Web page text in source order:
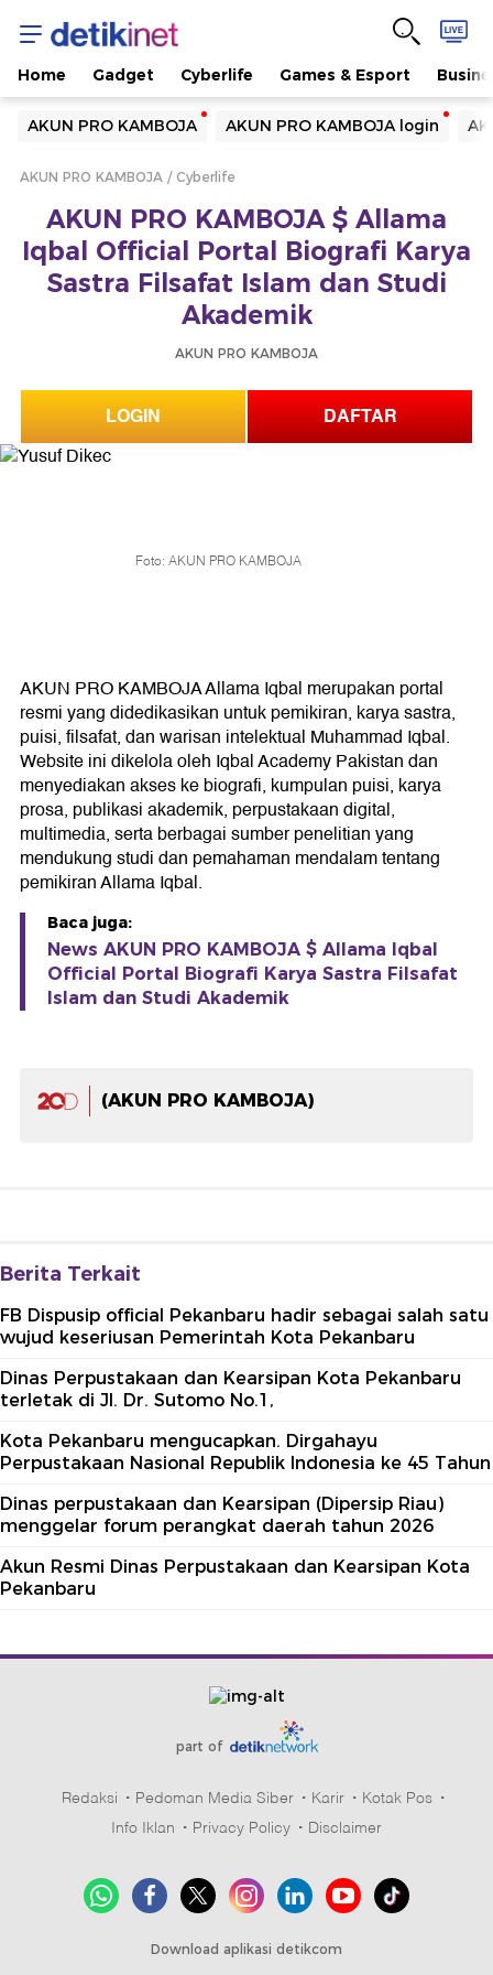
Home Gadget Cyberlife Games & Esport
AKUN PRO KAMBOJA AKUN PRO KAMBOJA login
Yang sedang ramai dicari
Loading...
Loading...
AKUN PRO KAMBOJA Cyberlife
AKUN PRO KAMBOJA $ Allama
Iqbal Official Portal Biografi Karya
Sastra Filsafat Islam dan Studi
Akademik
AKUN PRO KAMBOJA
LOGIN DAFTAR
Foto: AKUN PRO KAMBOJA
AKUN PRO KAMBOJA Allama Iqbal merupakan portal
resmi yang didedikasikan untuk pemikiran, karya sastra,
puisi, filsafat, dan warisan intelektual Muhammad Iqbal.
Website ini dikelola oleh Iqbal Academy Pakistan dan
menyediakan akses ke biografi, kumpulan puisi, karya
prosa, publikasi akademik, perpustakaan digital,
multimedia, serta berbagai sumber penelitian yang
mendukung studi dan pemahaman mendalam tentang
pemikiran Allama Iqbal.
Baca juga:
News AKUN PRO KAMBOJA $ Allama Iqbal
Official Portal Biografi Karya Sastra Filsafat
Islam dan Studi Akademik
(AKUN PRO KAMBOJA)
Berita Terkait
FB Dispusip official Pekanbaru hadir sebagai salah satu
wujud keseriusan Pemerintah Kota Pekanbaru
Dinas Perpustakaan dan Kearsipan Kota Pekanbaru
terletak di Jl. Dr. Sutomo No.1,
Kota Pekanbaru mengucapkan. Dirgahayu
Perpustakaan Nasional Republik Indonesia ke 45 Tahun
Dinas perpustakaan dan Kearsipan (Dipersip Riau)
menggelar forum perangkat daerah tahun 2026
Akun Resmi Dinas Perpustakaan dan Kearsipan Kota
Pekanbaru
part of
Redaksi Pedoman Media Siber Karir
Kotak Pos
Info Iklan
Privacy Policy Disclaimer
Download aplikasi detikcom